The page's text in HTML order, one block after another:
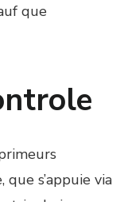
que
s’appuie via